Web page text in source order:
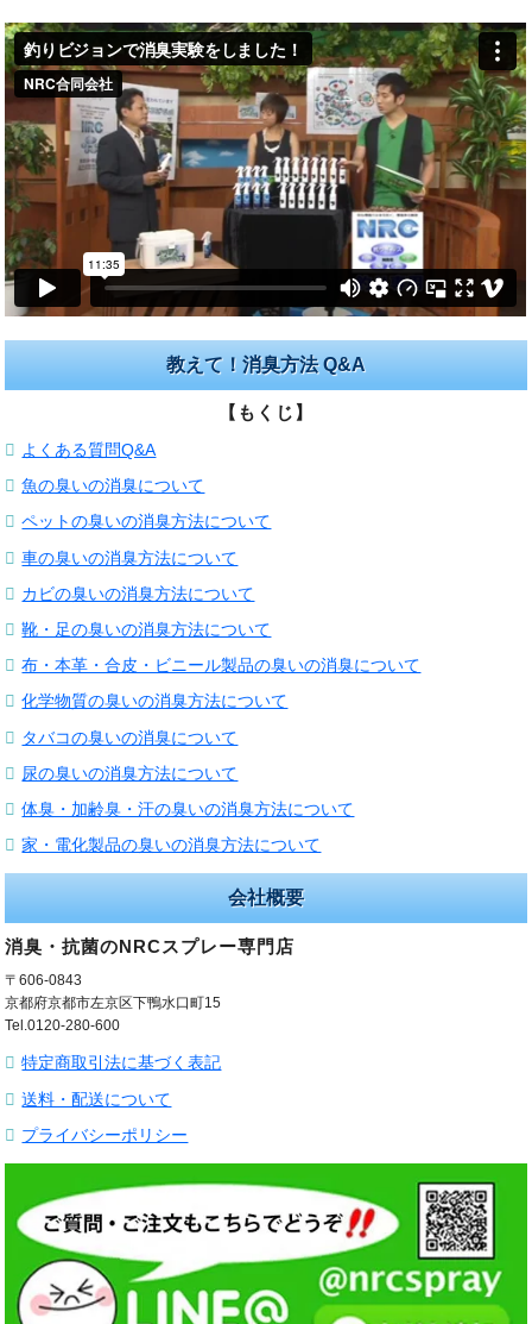
教えて！消臭方法 Q&A
【もくじ】
よくある質問Q&A
魚の臭いの消臭について
ペットの臭いの消臭方法について
車の臭いの消臭方法について
カビの臭いの消臭方法について
靴・足の臭いの消臭方法について
布・本革・合皮・ビニール製品の臭いの消臭について
化学物質の臭いの消臭方法について
タバコの臭いの消臭について
尿の臭いの消臭方法について
体臭・加齢臭・汗の臭いの消臭方法について
家・電化製品の臭いの消臭方法について
会社概要
消臭・抗菌のNRCスプレー専門店
〒606-0843
京都府京都市左京区下鴨水口町15
Tel.0120-280-600
特定商取引法に基づく表記
送料・配送について
プライバシーポリシー